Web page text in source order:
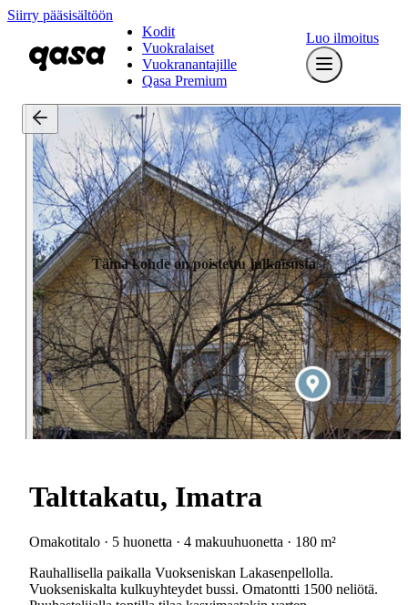
Siirry pääsisältöön
Kodit
Vuokralaiset
Vuokranantajille
Qasa Premium
Luo ilmoitus
Tämä kohde on poistettu julkaisusta
Talttakatu, Imatra
Omakotitalo · 5 huonetta · 4 makuuhuonetta · 180 m²
Rauhallisella paikalla Vuokseniskan Lakasenpellolla.
Vuokseniskalta kulkuyhteydet bussi. Omatontti 1500 neliötä.